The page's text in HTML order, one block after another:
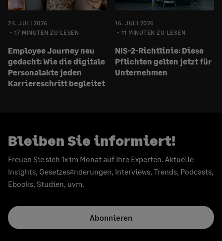
24. JULI 2026
17 MINUTEN ZU LESEN
Employee Journey neu
gedacht: Wie die digitale
Personalakte jeden
Karriereschritt begleitet
16. JULI 2026
11 MINUTEN ZU LESEN
NIS-2-Richtlinie: Diese
Pflichten gelten jetzt für
Unternehmen
Bleiben Sie informiert!
Freuen Sie sich 1x im Monat auf Ihre Experten. Aktuelle
Insights, Gesetzesänderungen, Interviews, Trends, Podcasts,
Ebooks, Studien, uvm.
Abonnieren